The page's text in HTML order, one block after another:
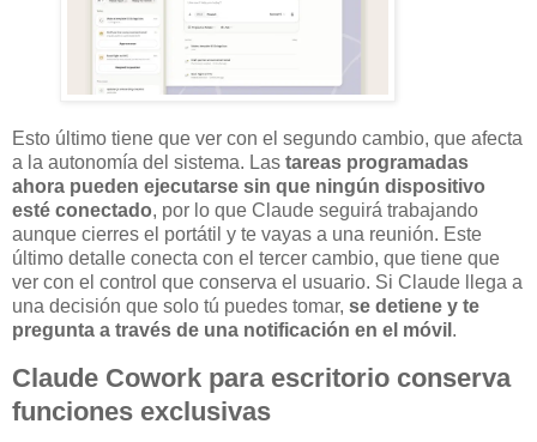
Esto último tiene que ver con el segundo cambio, que afecta
a la autonomía del sistema. Las tareas programadas
ahora pueden ejecutarse sin que ningún dispositivo
esté conectado, por lo que Claude seguirá trabajando
aunque cierres el portátil y te vayas a una reunión. Este
último detalle conecta con el tercer cambio, que tiene que
ver con el control que conserva el usuario. Si Claude llega a
una decisión que solo tú puedes tomar, se detiene y te
pregunta a través de una notificación en el móvil .
Claude Cowork para escritorio conserva
funciones exclusivas